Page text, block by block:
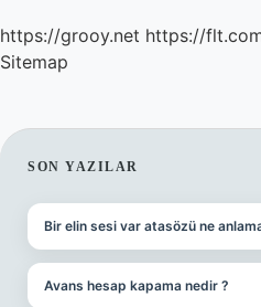
https://grooy.net https://
Sitemap
SIDEBAR
SON YAZILAR
Bir elin sesi var atasözü ne
Avans hesap kapama nedir ?